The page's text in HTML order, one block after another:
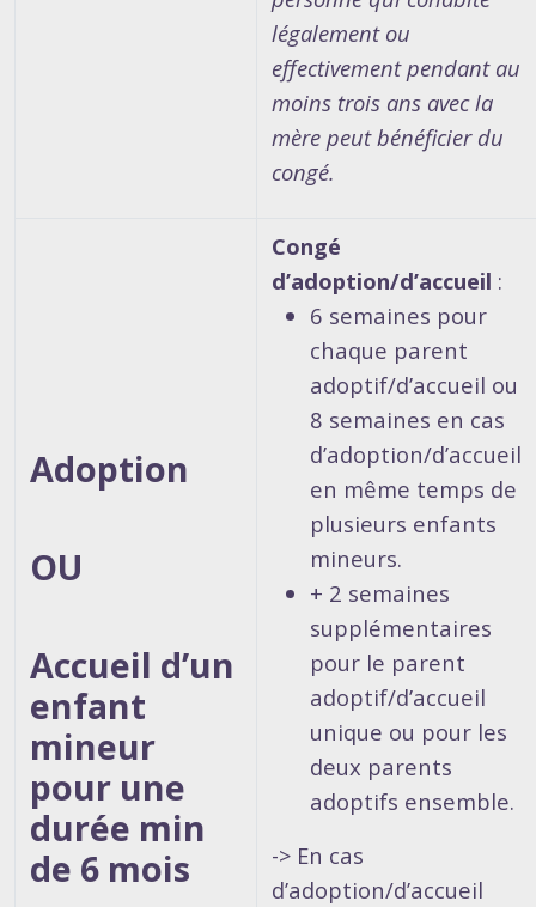
légalement ou
effectivement pendant au
moins trois ans avec la
mère peut bénéficier du
congé.
Adoption
OU
Accueil d’un
enfant
mineur
pour une
durée min
de 6 mois
Congé
d’adoption/d’accueil :
6 semaines pour
chaque parent
adoptif/d’accueil ou
8 semaines en cas
d’adoption/d’accueil
en même temps de
plusieurs enfants
mineurs.
+ 2 semaines
supplémentaires
pour le parent
adoptif/d’accueil
unique ou pour les
deux parents
adoptifs ensemble.
-> En cas
d’adoption/d’accueil